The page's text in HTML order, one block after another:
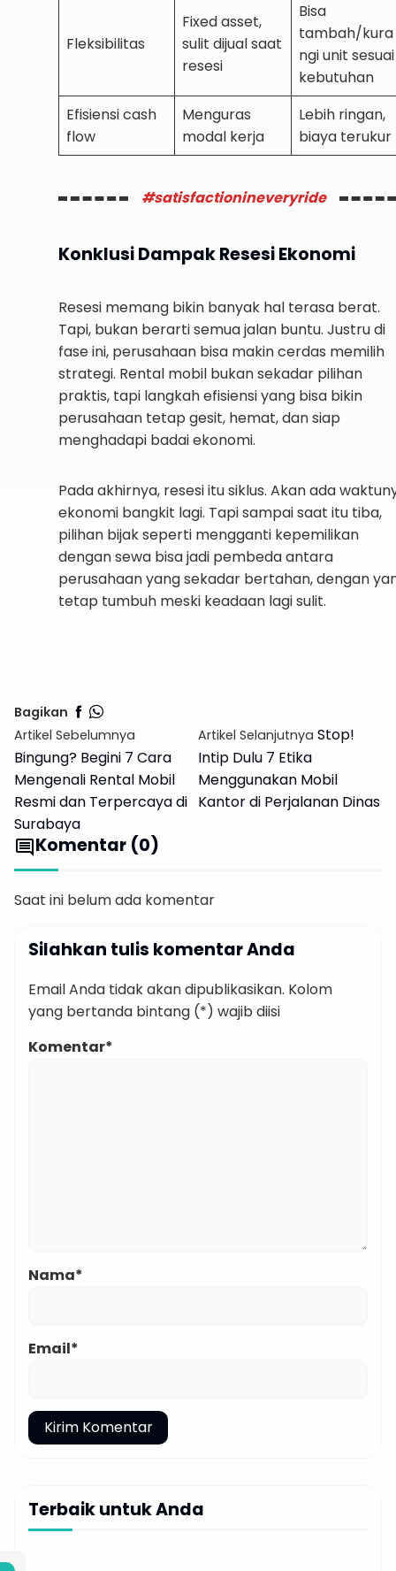
Fleksibilitas
Fixed asset,
sulit dijual saat
resesi
Bisa
tambah/kura
ngi unit sesuai
kebutuhan
Efisiensi cash
flow
Menguras
modal kerja
Lebih ringan,
biaya terukur
#satisfactionineveryride
Konklusi Dampak Resesi Ekonomi
Resesi memang bikin banyak hal terasa berat.
Tapi, bukan berarti semua jalan buntu. Justru di
fase ini, perusahaan bisa makin cerdas memilih
strategi. Rental mobil bukan sekadar pilihan
praktis, tapi langkah efisiensi yang bisa bikin
perusahaan tetap gesit, hemat, dan siap
menghadapi badai ekonomi.
Pada akhirnya, resesi itu siklus. Akan ada
ekonomi bangkit lagi. Tapi sampai saat itu tiba,
pilihan bijak seperti mengganti kepemilikan
dengan sewa bisa jadi pembeda antara
perusahaan yang sekadar bertahan, dengan
tetap tumbuh meski keadaan lagi sulit.
Bagikan
Artikel Sebelumnya
Bingung? Begini 7 Cara
Mengenali Rental Mobil
Resmi dan Terpercaya di
Surabaya
Artikel Selanjutnya Stop!
Intip Dulu 7 Etika
Menggunakan Mobil
Kantor di Perjalanan Dinas
commentKomentar (0)
Saat ini belum ada komentar
Silahkan tulis komentar Anda
Email Anda tidak akan dipublikasikan. Kolom
yang bertanda bintang (*) wajib diisi
Komentar*
Nama*
Email*
Terbaik untuk Anda